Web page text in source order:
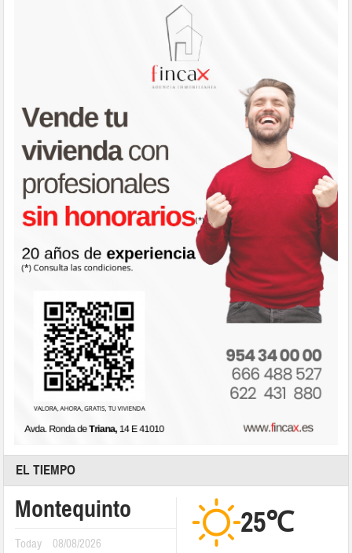
EL TIEMPO
Montequinto
Today 08/08/2026
25℃